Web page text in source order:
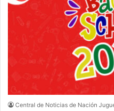
Central de Noticias de Nación